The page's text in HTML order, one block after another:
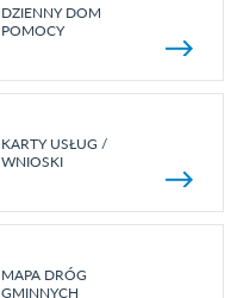
DZIENNY DOM
POMOCY
KARTY USŁUG /
WNIOSKI
MAPA DRÓG
GMINNYCH